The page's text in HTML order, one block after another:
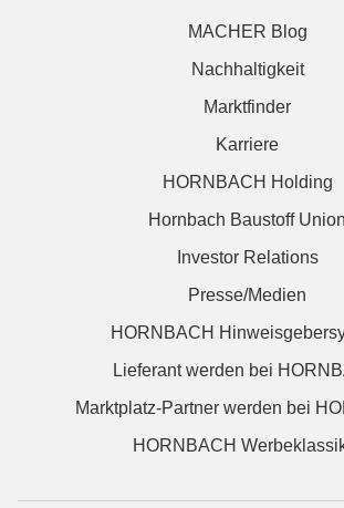
MACHER Blog
Nachhaltigkeit
Marktfinder
Karriere
HORNBACH Holding
Hornbach Baustoff Union
Investor Relations
Presse/Medien
HORNBACH
Lieferant werden bei
Marktplatz-Partner werden bei
HORNBACH